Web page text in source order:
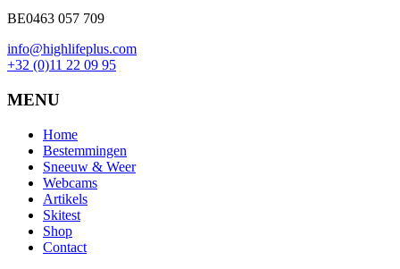
BE0463 057 709
info@highlifeplus.com
+32 (0)11 22 09 95
MENU
Home
Bestemmingen
Sneeuw & Weer
Webcams
Artikels
Skitest
Shop
Contact